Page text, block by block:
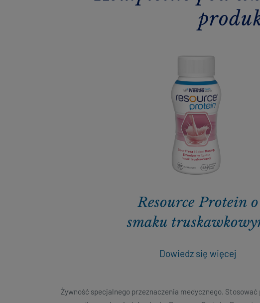
Resource Protein o
smaku
Dowiedz się więcej
Żywność specjalnego przeznaczenia medycznego.